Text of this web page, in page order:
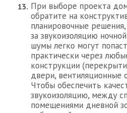
При выборе проекта
обратите на
планировочные
за звукоизоляцию
шумы легко могут
практически через
конструкции
двери, вентиляционные
Чтобы обеспечить
звукоизоляцию, между
помещениями дневной